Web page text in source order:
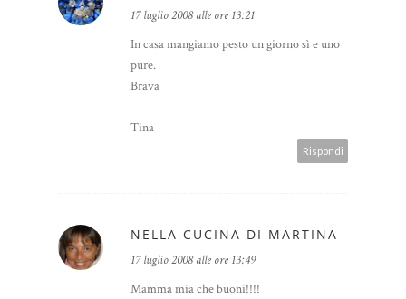
17 luglio 2008 alle ore 13:21
In casa mangiamo pesto un giorno sì e uno
pure.
Brava
Tina
Rispondi
NELLA CUCINA DI MARTINA
17 luglio 2008 alle ore 13:49
Mamma mia che buoni!!!!